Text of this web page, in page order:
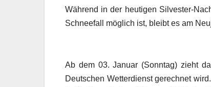
Während in der heutigen Silvester-
Schneefall möglich ist, bleibt es am
Ab dem 03. Januar (Sonntag) zieht
Deutschen Wetterdienst gerechnet